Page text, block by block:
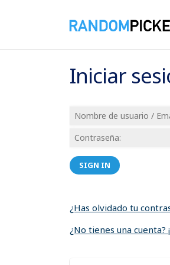
Iniciar
SIGN IN
¿Has olvidado tu
¿No tienes una cuenta?